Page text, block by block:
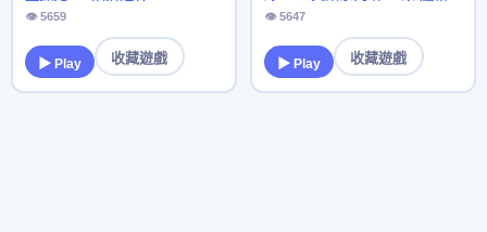
👁 5659
▶ Play 收藏遊戲
👁 5647
▶ Play 收藏遊戲